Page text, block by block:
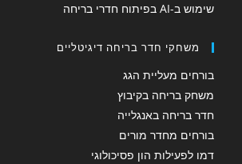
שימוש ב-AI בפיתוח חדרי בריחה
משחקי חדר בריחה דיגיטליים
בורחים מעליית הגג
משחק בריחה בקיבוץ
חדר בריחה באנגלייה
בורחים מחדר מורים
דמו לפעילות הון פסיכולוגי